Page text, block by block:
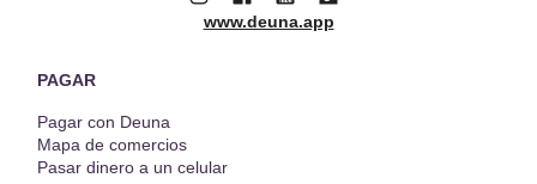
www.deuna.app
PAGAR
Pagar con Deuna
Mapa de comercios
Pasar dinero a un celular